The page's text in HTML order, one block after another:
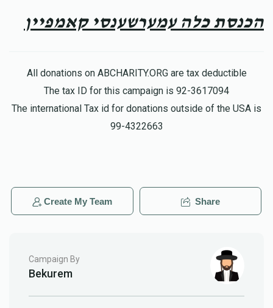
לוי יצחק ווינער
8 months ago $108.00
הכנסת כלה עמערשענסי קאמפיין
All donations on ABCHARITY.ORG are tax deductible
The tax ID for this campaign is 92-3617094
The international Tax id for donations outside of the USA is
99-4322663
Create My Team Share
Campaign By
Bekurem